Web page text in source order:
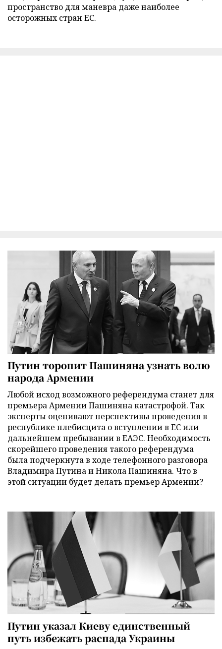
пространство для маневра даже наиболее
осторожных стран ЕС.
Путин торопит Пашиняна узнать волю
народа Армении
Любой исход возможного референдума станет для
премьера Армении Пашиняна катастрофой. Так
эксперты оценивают перспективы проведения в
республике плебисцита о вступлении в ЕС или
дальнейшем пребывании в ЕАЭС. Необходимость
скорейшего проведения такого референдума
была подчеркнута в ходе телефонного разговора
Владимира Путина и Никола Пашиняна. Что в
этой ситуации будет делать премьер Армении?
Путин указал Киеву единственный
путь избежать распада Украины